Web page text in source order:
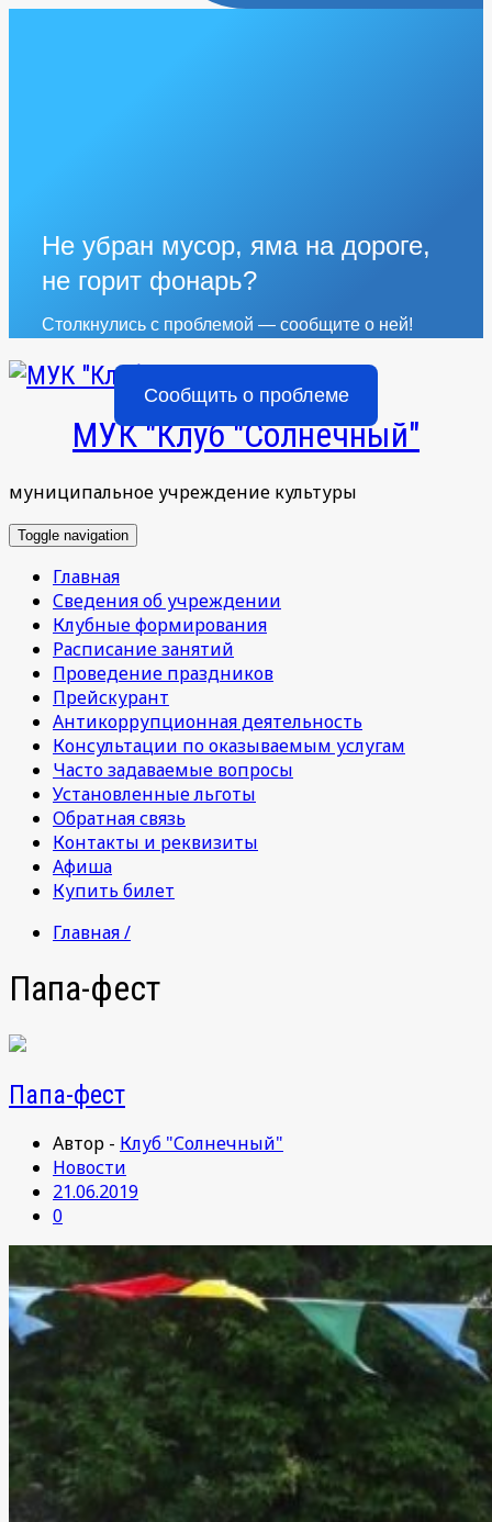
Не убран мусор, яма на дороге,
не горит фонарь?
Столкнулись с проблемой — сообщите о ней!
Сообщить о проблеме
МУК "Клуб "Солнечный"
муниципальное учреждение культуры
Toggle navigation
Главная
Сведения об учреждении
Клубные формирования
Расписание занятий
Проведение праздников
Прейскурант
Антикоррупционная деятельность
Консультации по оказываемым услугам
Часто задаваемые вопросы
Установленные льготы
Обратная связь
Контакты и реквизиты
Афиша
Купить билет
Главная /
Папа-фест
Папа-фест
Автор - Клуб "Солнечный"
Новости
21.06.2019
0